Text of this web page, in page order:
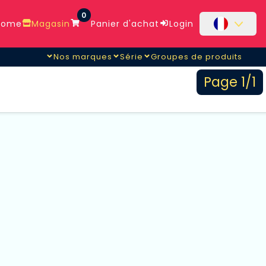
Magasin
0
Panier d'achat Login
Nos marques Série Groupes de produits
Page 1/1